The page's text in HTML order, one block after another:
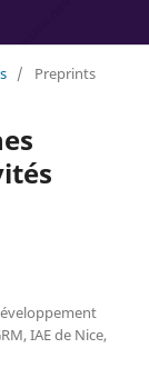
/ Preprints
IAE de Nice,